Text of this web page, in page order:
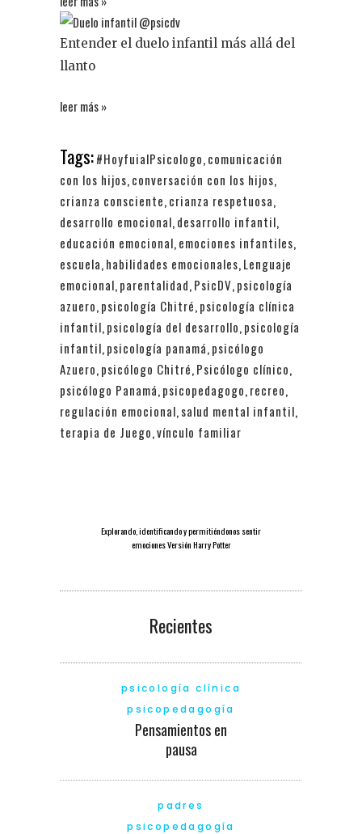
Entender el duelo infantil más allá del
llanto
leer más »
Tags:#HoyfuialPsicologo,comunicación
con los hijos,conversación con los hijos,
crianza consciente,crianza respetuosa,
desarrollo emocional,desarrollo infantil,
educación emocional,emociones infantiles,
escuela,habilidades emocionales,Lenguaje
emocional,parentalidad,PsicDV,psicología
azuero,psicología Chitré,psicología clínica
infantil,psicología del desarrollo,psicología
infantil,psicología panamá,psicólogo
Azuero,psicólogo Chitré,Psicólogo clínico,
psicólogo Panamá,psicopedagogo,recreo,
regulación emocional,salud mental infantil,
terapia de Juego,vínculo familiar
Explorando, identificando y permitiéndonos sentir
emociones Versión Harry Potter
Recientes
psicología clínica
psicopedagogía
Pensamientos en
pausa
padres
psicopedagogía